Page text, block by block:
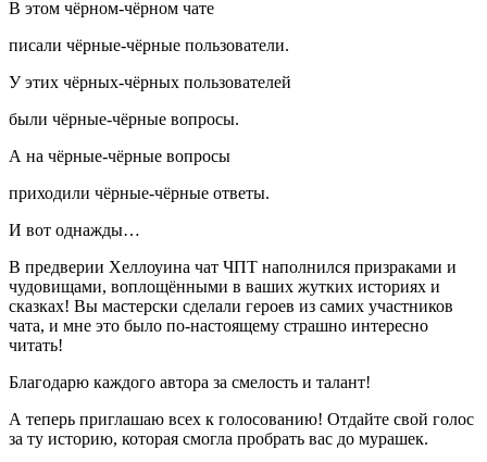
В этом чёрном-чёрном чате
писали чёрные-чёрные пользователи.
У этих чёрных-чёрных пользователей
были чёрные-чёрные вопросы.
А на чёрные-чёрные вопросы
приходили чёрные-чёрные ответы.
И вот однажды…
В предверии Хеллоуина чат ЧПТ наполнился призраками и
чудовищами, воплощёнными в ваших жутких историях и
сказках! Вы мастерски сделали героев из самих участников
чата, и мне это было по-настоящему страшно интересно
читать!
Благодарю каждого автора за смелость и талант!
А теперь приглашаю всех к голосованию! Отдайте свой голос
за ту историю, которая смогла пробрать вас до мурашек.